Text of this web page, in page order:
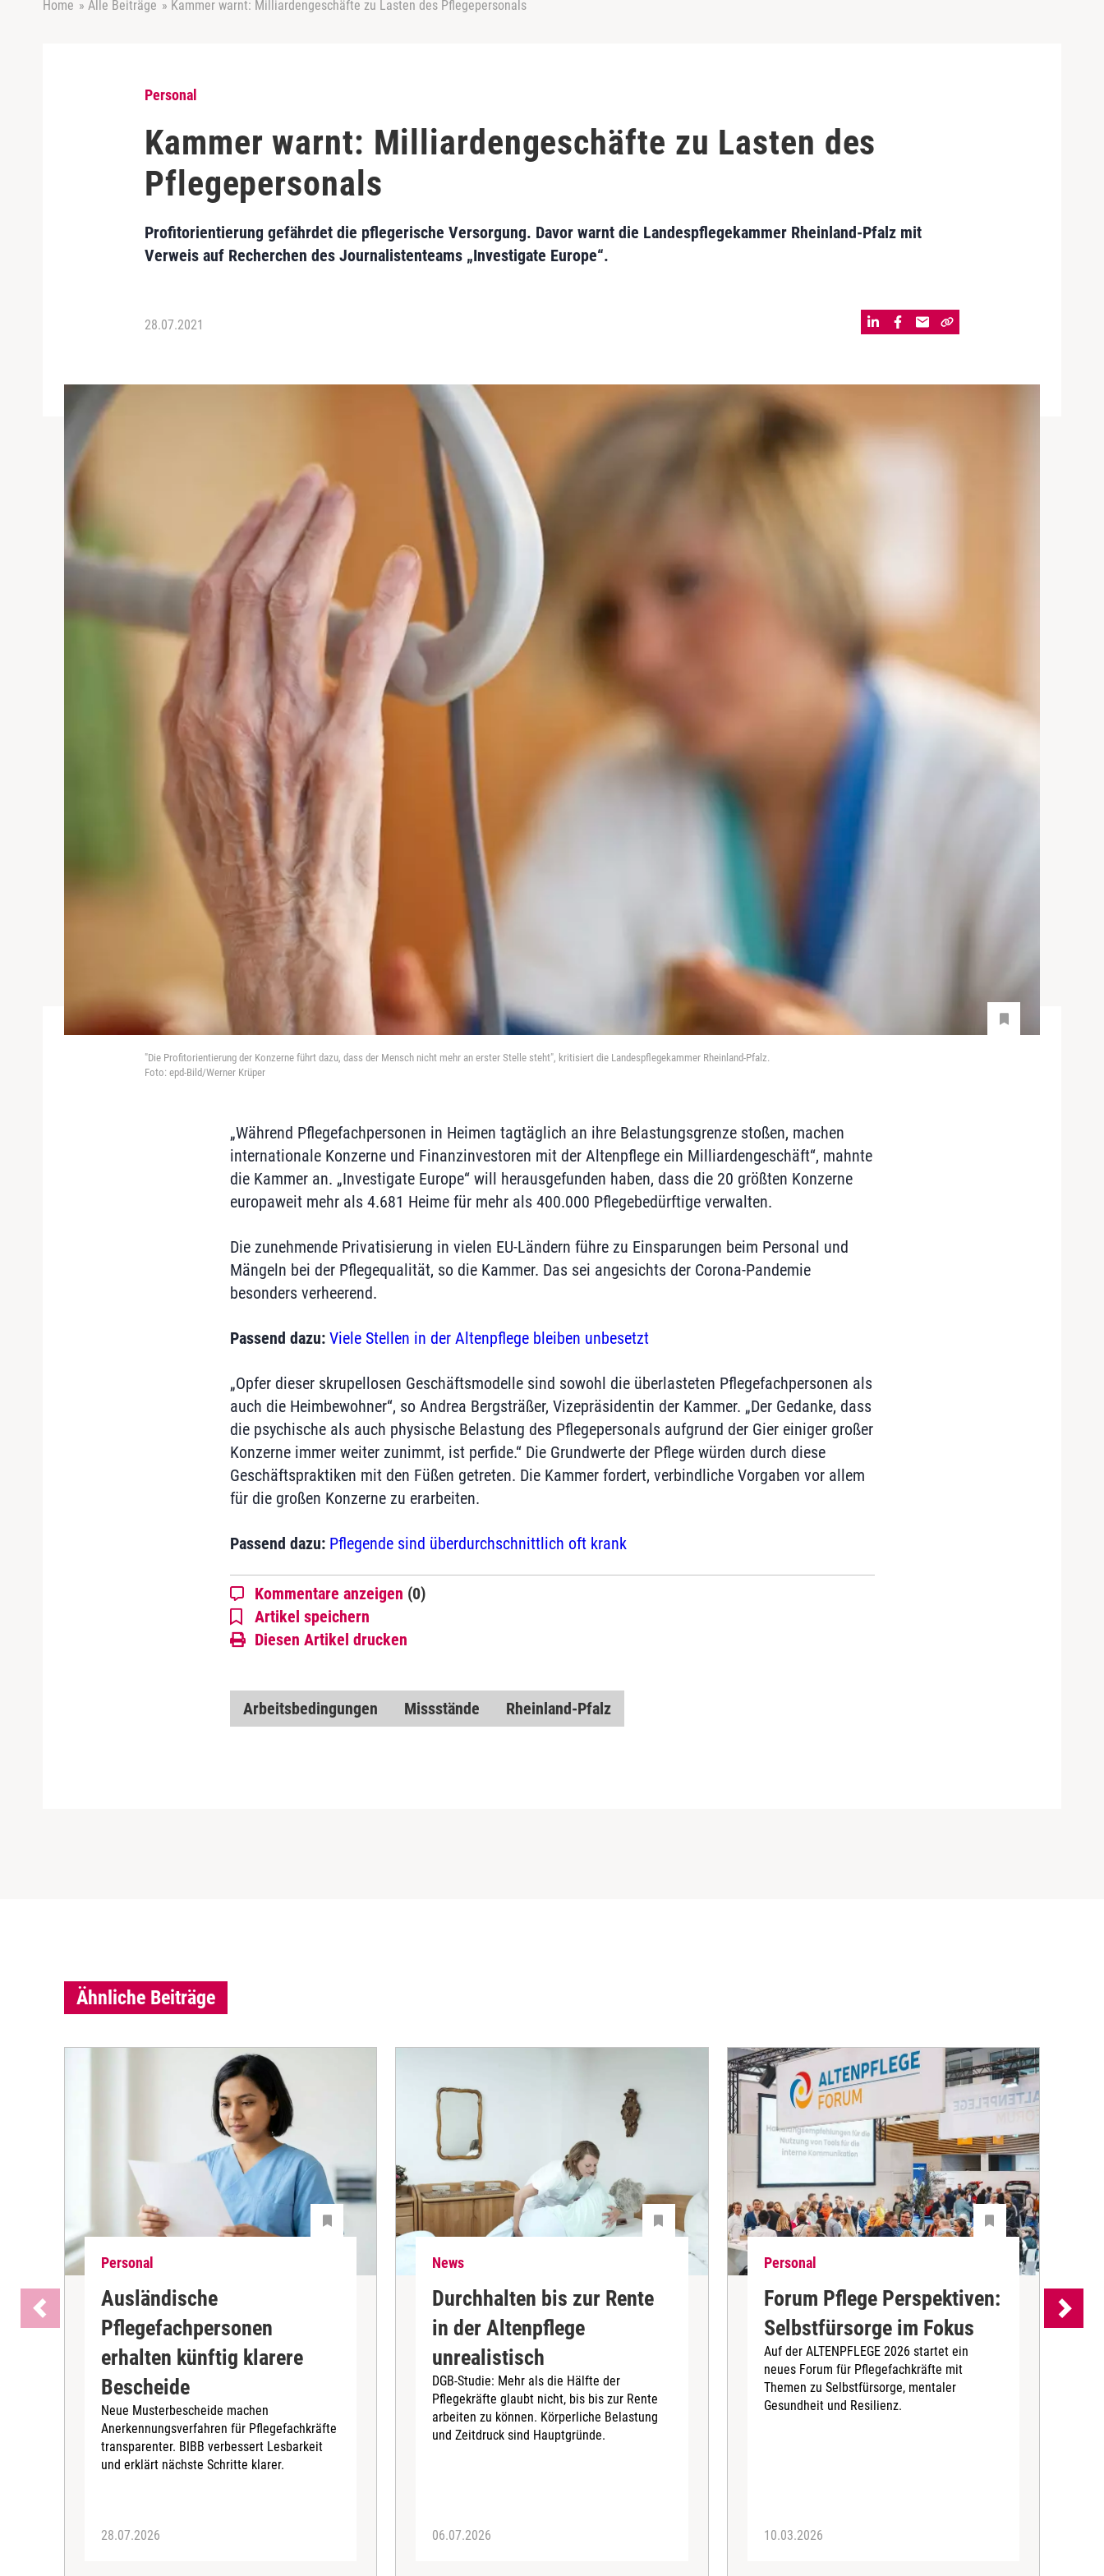
Home » Alle Beiträge » Kammer warnt: Milliardengeschäfte zu Lasten des Pflegepersonals
Personal
Kammer warnt: Milliardengeschäfte zu Lasten des
Pflegepersonals
Profitorientierung gefährdet die pflegerische Versorgung. Davor warnt die Landespflegekammer Rheinland-Pfalz mit
Verweis auf Recherchen des Journalistenteams „Investigate Europe“.
28.07.2021
"Die Profitorientierung der Konzerne führt dazu, dass der Mensch nicht mehr an erster Stelle steht", kritisiert die Landespflegekammer Rheinland-Pfalz.
Foto: epd-Bild/Werner Krüper
„Während Pflegefachpersonen in Heimen tagtäglich an ihre Belastungsgrenze stoßen, machen
internationale Konzerne und Finanzinvestoren mit der Altenpflege ein Milliardengeschäft“, mahnte
die Kammer an. „Investigate Europe“ will herausgefunden haben, dass die 20 größten Konzerne
europaweit mehr als 4.681 Heime für mehr als 400.000 Pflegebedürftige verwalten.
Die zunehmende Privatisierung in vielen EU-Ländern führe zu Einsparungen beim Personal und
Mängeln bei der Pflegequalität, so die Kammer. Das sei angesichts der Corona-Pandemie
besonders verheerend.
Passend dazu: Viele Stellen in der Altenpflege bleiben unbesetzt
„Opfer dieser skrupellosen Geschäftsmodelle sind sowohl die überlasteten Pflegefachpersonen als
auch die Heimbewohner“, so Andrea Bergsträßer, Vizepräsidentin der Kammer. „Der Gedanke, dass
die psychische als auch physische Belastung des Pflegepersonals aufgrund der Gier einiger großer
Konzerne immer weiter zunimmt, ist perfide.“ Die Grundwerte der Pflege würden durch diese
Geschäftspraktiken mit den Füßen getreten. Die Kammer fordert, verbindliche Vorgaben vor allem
für die großen Konzerne zu erarbeiten.
Passend dazu: Pflegende sind überdurchschnittlich oft krank
Kommentare anzeigen (0)
Artikel speichern
Diesen Artikel drucken
Arbeitsbedingungen Missstände Rheinland-Pfalz
Ähnliche Beiträge
Personal
Ausländische
Pflegefachpersonen
erhalten künftig klarere
Bescheide
Neue Musterbescheide machen
Anerkennungsverfahren für Pflegefachkräfte
transparenter. BIBB verbessert Lesbarkeit
und erklärt nächste Schritte klarer.
28.07.2026
News
Durchhalten bis zur Rente
in der Altenpflege
unrealistisch
DGB-Studie: Mehr als die Hälfte der
Pflegekräfte glaubt nicht, bis bis zur Rente
arbeiten zu können. Körperliche Belastung
und Zeitdruck sind Hauptgründe.
06.07.2026
Personal
Forum Pflege Perspektiven:
Selbstfürsorge im Fokus
Auf der ALTENPFLEGE 2026 startet ein
neues Forum für Pflegefachkräfte mit
Themen zu Selbstfürsorge, mentaler
Gesundheit und Resilienz.
10.03.2026